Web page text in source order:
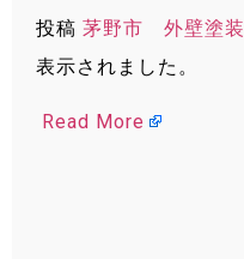
投稿 茅野市 外壁塗装
表示されました。
Read More